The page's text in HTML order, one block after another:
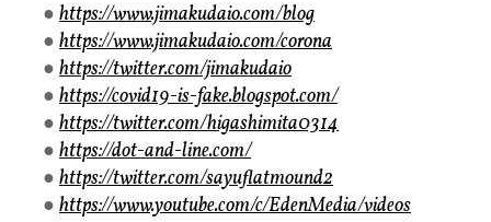
● https://www.jimakudaio.com/blog
● https://www.jimakudaio.com/corona
● https://twitter.com/jimakudaio
● https://covid19-is-fake.blogspot.com/
● https://twitter.com/higashimita0314
● https://dot-and-line.com/
● https://twitter.com/sayuflatmound2
● https://www.youtube.com/c/EdenMedia/videos